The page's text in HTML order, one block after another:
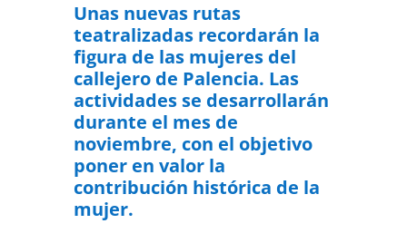
Unas nuevas rutas
teatralizadas recordarán la
figura de las mujeres del
callejero de Palencia. Las
actividades se desarrollarán
durante el mes de
noviembre, con el objetivo
poner en valor la
contribución histórica de la
mujer.